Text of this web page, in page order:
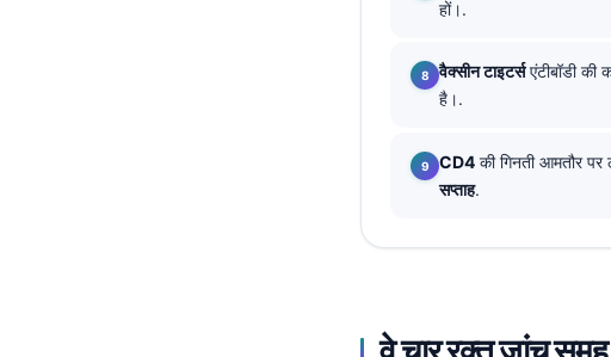
हों।.
वैक्सीन टाइटर्सएंटीबॉडी की
है।.
CD4 की गिनती आमतौर
सप्ताह.